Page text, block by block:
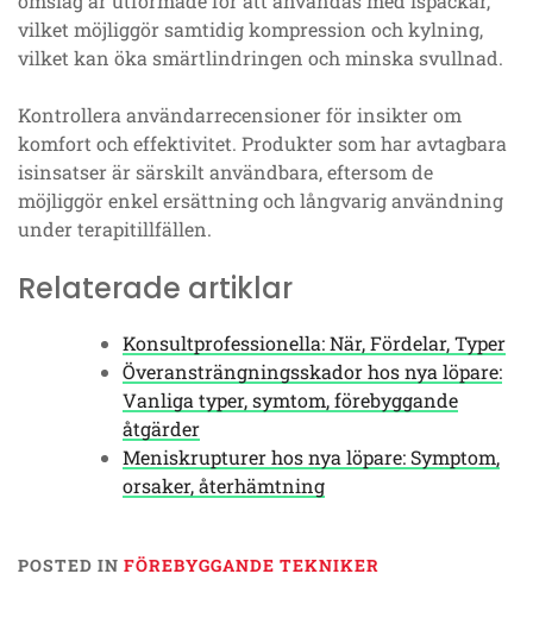
vilket möjliggör samtidig kompression och kylning,
vilket kan öka smärtlindringen och minska svullnad.
Kontrollera användarrecensioner för insikter om
komfort och effektivitet. Produkter som har avtagbara
isinsatser är särskilt användbara, eftersom de
möjliggör enkel ersättning och långvarig användning
under terapitillfällen.
Relaterade artiklar
Konsultprofessionella: När, Fördelar, Typer
Överansträngningsskador hos nya löpare:
Vanliga typer, symtom, förebyggande
åtgärder
Meniskrupturer hos nya löpare: Symptom,
orsaker, återhämtning
POSTED IN FÖREBYGGANDE TEKNIKER